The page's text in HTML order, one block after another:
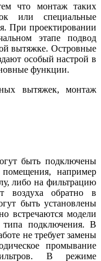
что монтаж таких
или специальные
При проектировании
этапе подвод
вытяжке. Островные
особый настрой в
функции.
вытяжек, монтаж
быть подключены
например
либо на фильтрацию
воздуха обратно в
быть установлены
встречаются модели
типа подключения. В
не требует замены
промывание
В режиме